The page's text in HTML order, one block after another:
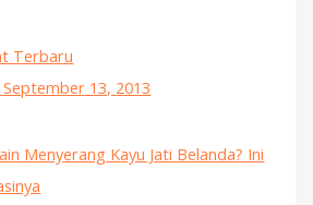
Terbaru
September 13, 2013
Menyerang Kayu Jati Belanda? Ini